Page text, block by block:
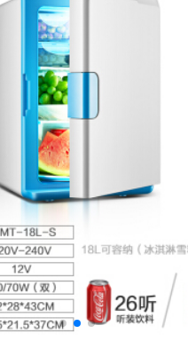
60 F 60リピータカー
カーカー兼用